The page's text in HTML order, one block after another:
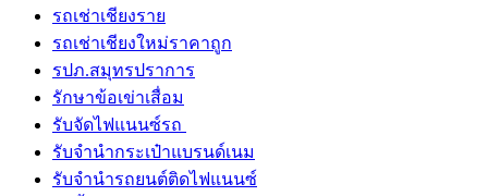
รถเช่าเชียงราย
รถเช่าเชียงใหม่ราคาถูก
รปภ.สมุทรปราการ
รักษาข้อเข่าเสื่อม
รับจัดไฟแนนซ์รถ
รับจำนำกระเป๋าแบรนด์เนม
รับจํานํารถยนต์ติดไฟแนนซ์